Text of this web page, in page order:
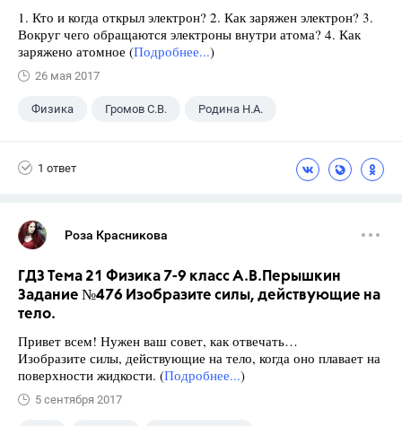
1. Кто и когда открыл электрон? 2. Как заряжен электрон? 3.
Вокруг чего обращаются электроны внутри атома? 4. Как
заряжено атомное (Подробнее...)
26 мая 2017
Физика Громов С.В. Родина Н.А.
1 ответ
Роза Красникова
ГДЗ Тема 21 Физика 7-9 класс А.В.Перышкин
Задание №476 Изобразите силы, действующие на
тело.
Привет всем! Нужен ваш совет, как отвечать…
Изобразите силы, действующие на тело, когда оно плавает на
поверхности жидкости. (Подробнее...)
5 сентября 2017